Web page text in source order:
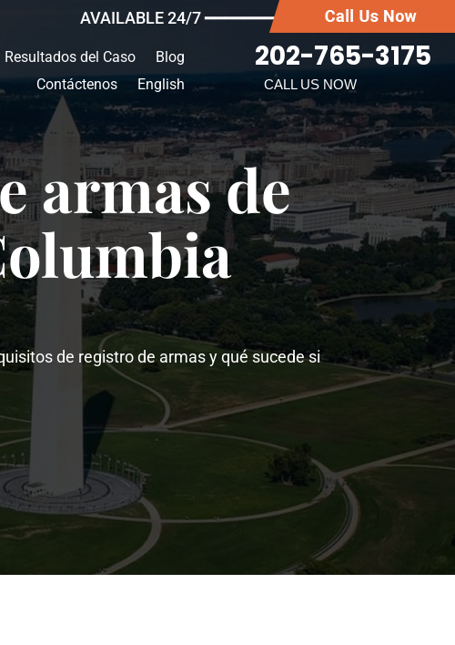
AVAILABLE 24/7 ━━━━━━━
Resultados del Caso
Blog
Contáctenos
English
202-765-3175
CALL US NOW
armas de
de registro de armas y qué sucede si